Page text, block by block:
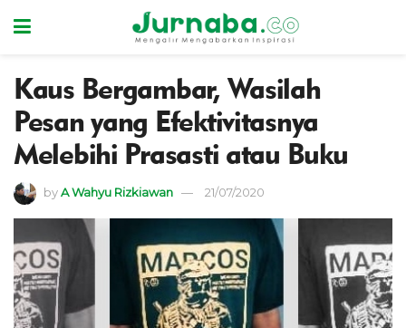
Kaus Bergambar, Wasilah
Pesan yang Efektivitasnya
Melebihi Prasasti atau Buku
byA Wahyu Rizkiawan 21/07/2020